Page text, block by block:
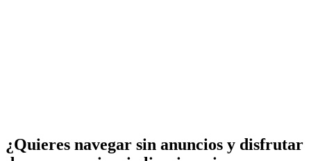
¿Quieres navegar sin anuncios y disfrutar